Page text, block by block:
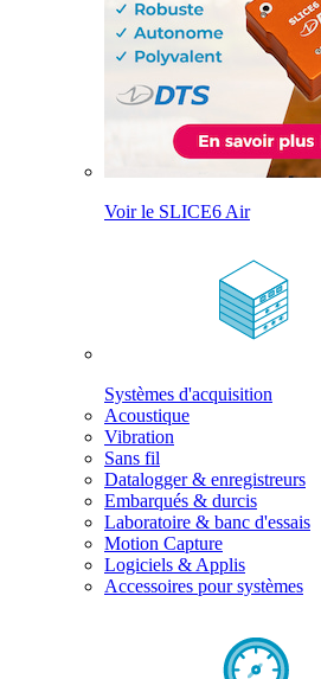
Voir le SLICE6 Air
Systèmes d'acquisition
Acoustique
Vibration
Sans fil
Datalogger & enregistreurs
Embarqués & durcis
Laboratoire & banc d'essais
Motion Capture
Logiciels & Applis
Accessoires pour systèmes